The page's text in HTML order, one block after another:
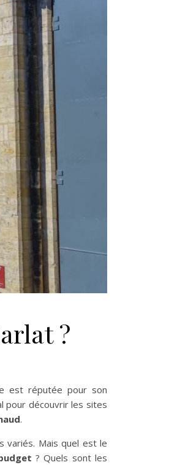
?
est réputée pour son
pour découvrir les sites
.
variés. Mais quel est le
? Quels sont les